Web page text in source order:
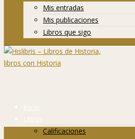
Mis entradas
Mis publicaciones
Libros que sigo
Inicio
Libros
Calificaciones